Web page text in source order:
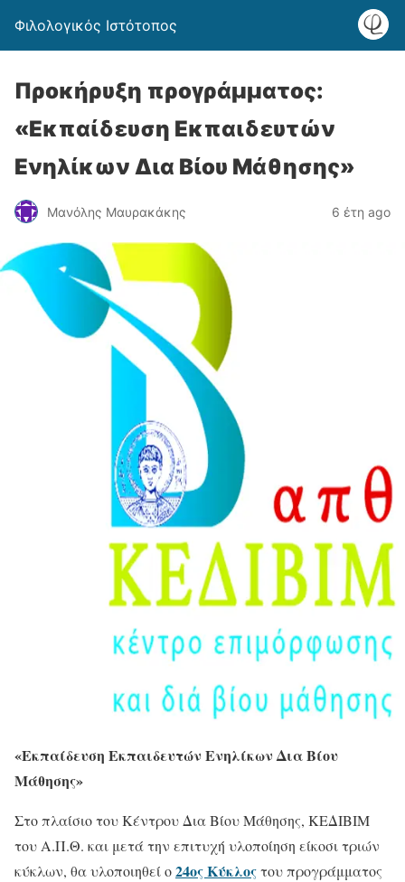
Φιλολογικός Ιστότοπος
Προκήρυξη προγράμματος:
«Εκπαίδευση Εκπαιδευτών
Ενηλίκων Δια Βίου Μάθησης»
Μανόλης Μαυρακάκης 6 έτη ago
«Εκπαίδευση Εκπαιδευτών Ενηλίκων Δια Βίου
Μάθησης»
Στο πλαίσιο του Κέντρου Δια Βίου Μάθησης, ΚΕΔΙΒΙΜ
του Α.Π.Θ. και μετά την επιτυχή υλοποίηση είκοσι τριών
κύκλων, θα υλοποιηθεί ο24ος Κύκλοςτου προγράμματος